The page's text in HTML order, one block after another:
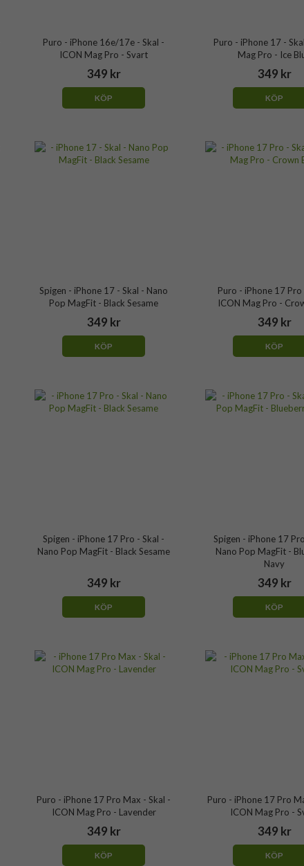
Puro - iPhone 16e/17e - Skal -
ICON Mag Pro - Svart
349 kr
KÖP
Puro - iPhone 17 -
Mag Pro - Ice
349 kr
KÖP
Spigen - iPhone 17 - Skal - Nano
Pop MagFit - Black Sesame
349 kr
KÖP
Puro - iPhone 17 Pro
ICON Mag Pro -
349 kr
KÖP
Spigen - iPhone 17 Pro - Skal -
Nano Pop MagFit - Black Sesame
349 kr
KÖP
Spigen - iPhone 17
Nano Pop MagFit -
Navy
349 kr
KÖP
Puro - iPhone 17 Pro Max - Skal -
ICON Mag Pro - Lavender
349 kr
KÖP
Puro - iPhone 17 Pro
ICON Mag Pro -
349 kr
KÖP